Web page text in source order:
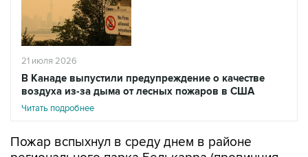
21 июля 2026
В Канаде выпустили предупреждение о качестве
воздуха из-за дыма от лесных пожаров в США
Читать подробнее
Пожар вспыхнул в среду днем в районе